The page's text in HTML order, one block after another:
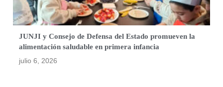
JUNJI y Consejo de Defensa del Estado promueven la
alimentación saludable en primera infancia
julio 6, 2026